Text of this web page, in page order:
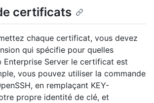
certificats
chaque certificat, vous devez
qui spécifie pour quelles
Enterprise Server le certificat est
vous pouvez utiliser la commande
en remplaçant KEY-
propre identité de clé, et